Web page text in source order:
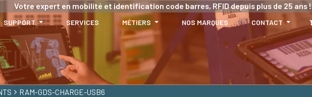
Votre expert en mobilité et identification code barres, RFID depuis plus de 25 ans !
SUPPORT SERVICES MÉTIERS NOS MARQUES CONTACT
RAM-GDS-CHARGE-USB6